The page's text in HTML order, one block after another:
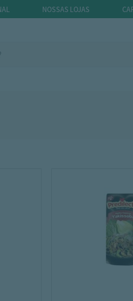
NOSSAS LOJAS